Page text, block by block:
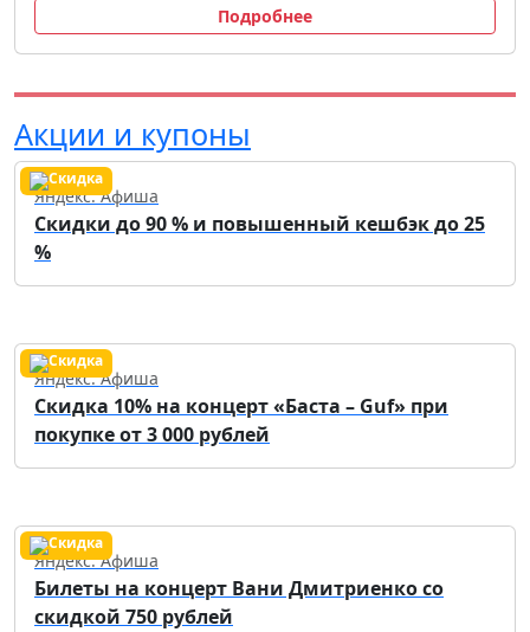
Подробнее
Акции и купоны
Яндекс. Афиша
Скидки до 90 % и повышенный кешбэк до 25
%
Яндекс. Афиша
Скидка 10% на концерт «Баста – Guf» при
покупке от 3 000 рублей
Яндекс. Афиша
Билеты на концерт Вани Дмитриенко со
скидкой 750 рублей